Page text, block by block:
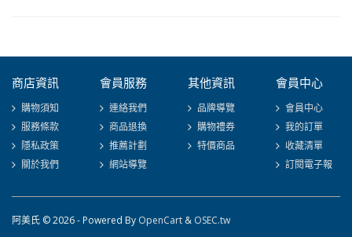
商店資訊
購物須知
服務條款
隱私政策
關於我們
會員服務
連絡我們
商品退換
推薦計劃
網站導覽
其他資訊
品牌導覽
購物禮券
特價商品
會員中心
會員中心
我的訂單
收藏清單
訂閱電子報
阿美氏 © 2026 - Powered By OpenCart & OSEC.tw